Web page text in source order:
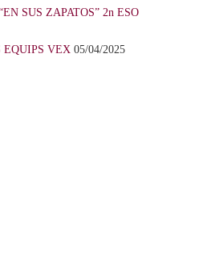
SUS ZAPATOS” 2n ESO
VEX 05/04/2025